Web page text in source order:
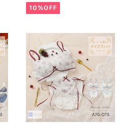
10%OFF